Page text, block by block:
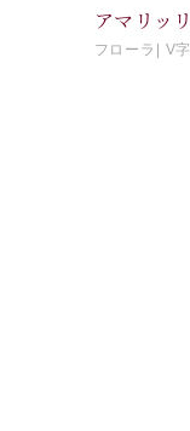
アマリッ
フローラ V字